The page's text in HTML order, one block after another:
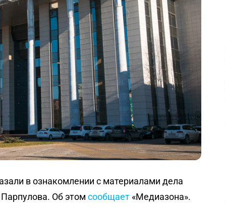
в ознакомлении с материалами дела
Об этом сообщает «Медиазона».